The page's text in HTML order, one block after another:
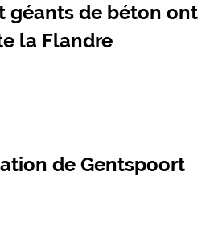
géants de béton ont
la Flandre
de Gentspoort